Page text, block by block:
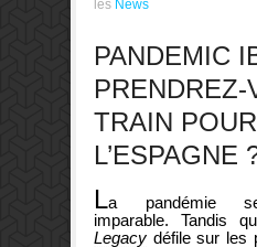
les News
PANDEMIC
PRENDREZ-
TRAIN POUR
L’ESPAGNE
La pandémie
imparable. Tandis
Legacy défile sur les